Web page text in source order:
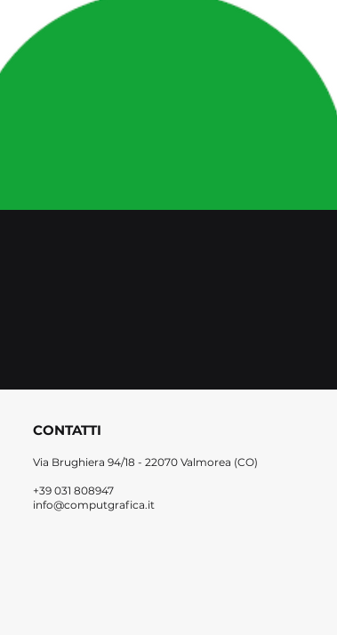
CONTATTI
Via Brughiera 94/18 - 22070 Valmorea (CO)
+39 031 808947
info@computgrafica.it